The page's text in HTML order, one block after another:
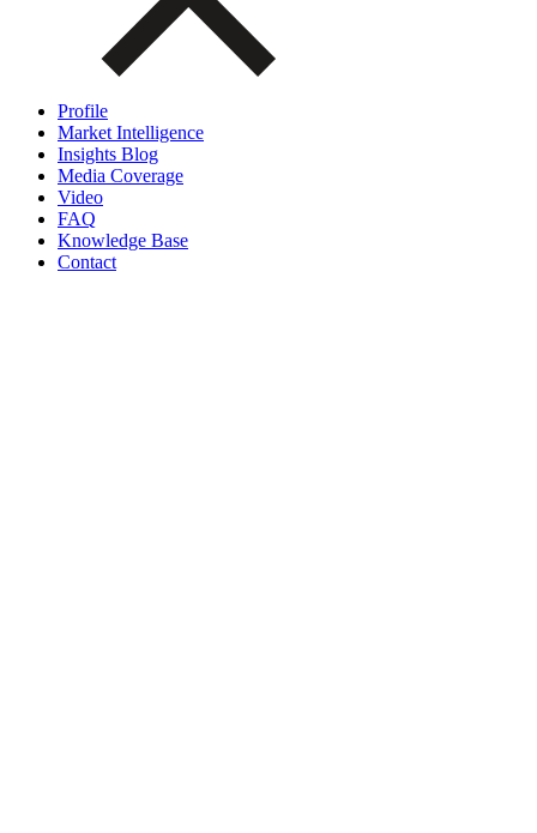
Profile
Market Intelligence
Insights Blog
Media Coverage
Video
FAQ
Knowledge Base
Contact